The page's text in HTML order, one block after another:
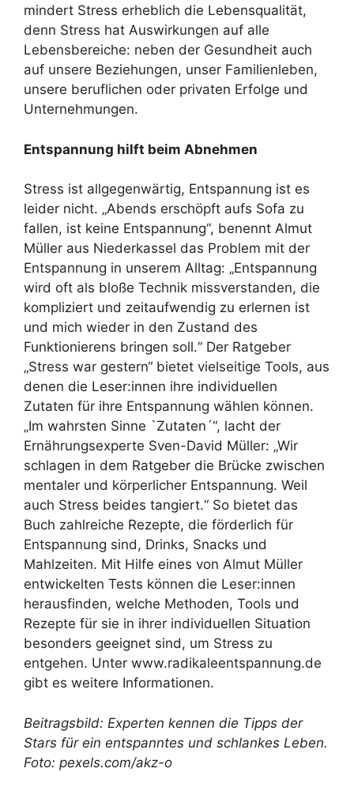
mindert Stress erheblich die Lebensqualität,
denn Stress hat Auswirkungen auf alle
Lebensbereiche: neben der Gesundheit auch
auf unsere Beziehungen, unser Familienleben,
unsere beruflichen oder privaten Erfolge und
Unternehmungen.
Entspannung hilft beim Abnehmen
Stress ist allgegenwärtig, Entspannung ist es
leider nicht. „Abends erschöpft aufs Sofa zu
fallen, ist keine Entspannung“, benennt Almut
Müller aus Niederkassel das Problem mit der
Entspannung in unserem Alltag: „Entspannung
wird oft als bloße Technik missverstanden, die
kompliziert und zeitaufwendig zu erlernen ist
und mich wieder in den Zustand des
Funktionierens bringen soll.“ Der Ratgeber
„Stress war gestern“ bietet vielseitige Tools, aus
denen die Leser:innen ihre individuellen
Zutaten für ihre Entspannung wählen können.
„Im wahrsten Sinne `Zutaten´“, lacht der
Ernährungsexperte Sven-David Müller: „Wir
schlagen in dem Ratgeber die Brücke zwischen
mentaler und körperlicher Entspannung. Weil
auch Stress beides tangiert.“ So bietet das
Buch zahlreiche Rezepte, die förderlich für
Entspannung sind, Drinks, Snacks und
Mahlzeiten. Mit Hilfe eines von Almut Müller
entwickelten Tests können die Leser:innen
herausfinden, welche Methoden, Tools und
Rezepte für sie in ihrer individuellen Situation
besonders geeignet sind, um Stress zu
entgehen. Unter www.radikaleentspannung.de
gibt es weitere Informationen.
Beitragsbild: Experten kennen die Tipps der
Stars für ein entspanntes und schlankes Leben.
Foto: pexels.com/akz-o